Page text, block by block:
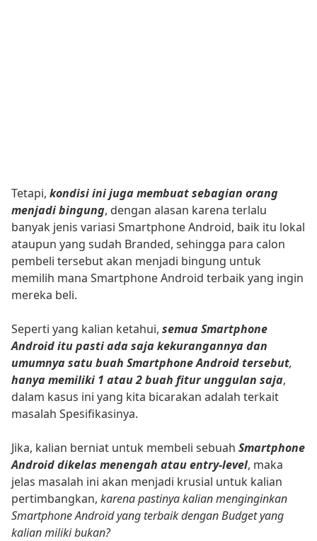
Tetapi, kondisi ini juga membuat sebagian orang
menjadi bingung, dengan alasan karena terlalu
banyak jenis variasi Smartphone Android, baik itu lokal
ataupun yang sudah Branded, sehingga para calon
pembeli tersebut akan menjadi bingung untuk
memilih mana Smartphone Android terbaik yang ingin
mereka beli.
Seperti yang kalian ketahui, semua Smartphone
Android itu pasti ada saja kekurangannya dan
umumnya satu buah Smartphone Android tersebut,
hanya memiliki 1 atau 2 buah fitur unggulan saja,
dalam kasus ini yang kita bicarakan adalah terkait
masalah Spesifikasinya.
Jika, kalian berniat untuk membeli sebuah Smartphone
Android dikelas menengah atau entry-level, maka
jelas masalah ini akan menjadi krusial untuk kalian
pertimbangkan, karena pastinya kalian menginginkan
Smartphone Android yang terbaik dengan Budget yang
kalian miliki bukan?